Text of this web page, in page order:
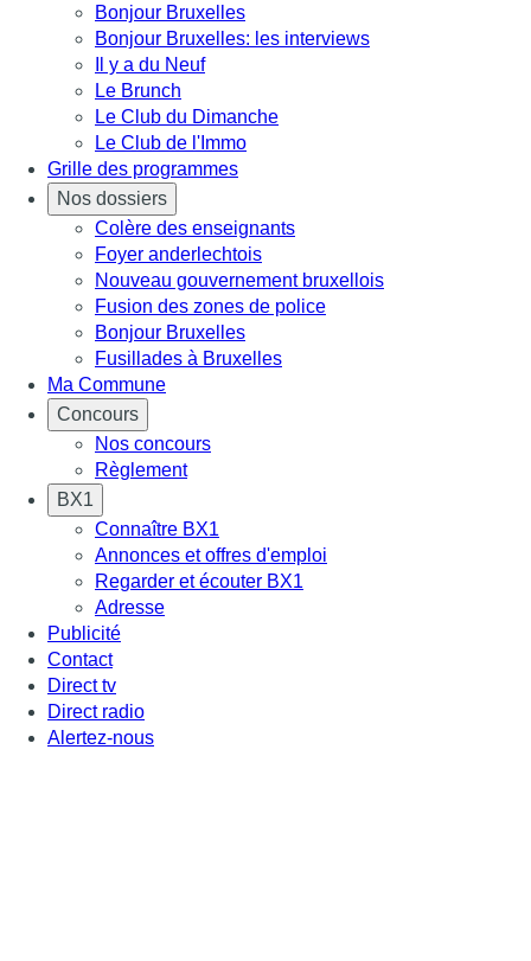
Bonjour Bruxelles
Bonjour Bruxelles: les interviews
Il y a du Neuf
Le Brunch
Le Club du Dimanche
Le Club de l'Immo
Grille des programmes
Nos dossiers
Colère des enseignants
Foyer anderlechtois
Nouveau gouvernement bruxellois
Fusion des zones de police
Bonjour Bruxelles
Fusillades à Bruxelles
Ma Commune
Concours
Nos concours
Règlement
BX1
Connaître BX1
Annonces et offres d'emploi
Regarder et écouter BX1
Adresse
Publicité
Contact
Direct tv
Direct radio
Alertez-nous